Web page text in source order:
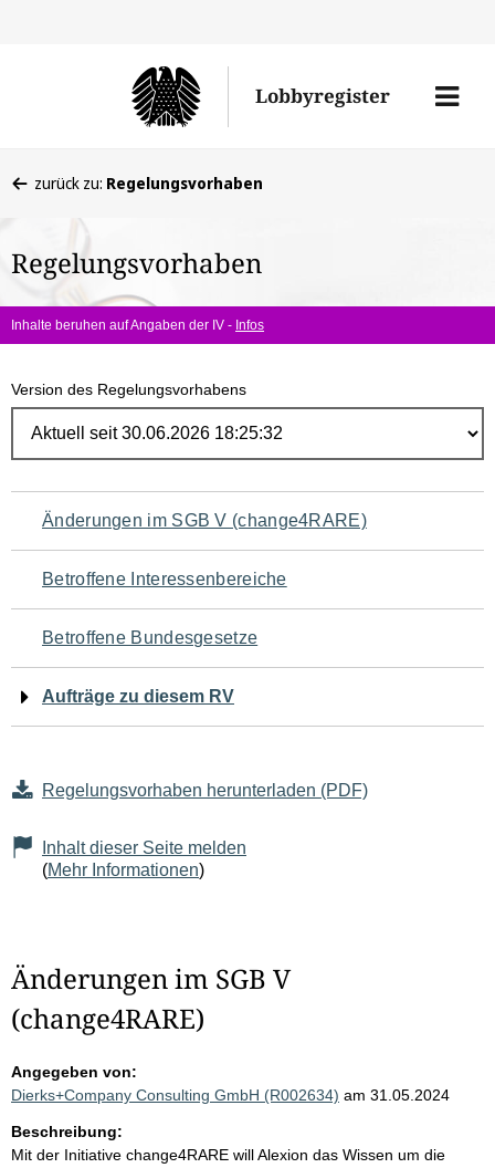
Lobbyregister
Menü
befinden
hier:
zurück zu: Regelungsvorhaben
Regelungsvorhaben
Inhalte beruhen auf Angaben der IV - Infos
Version des Regelungsvorhabens
Navigation
für
den
Seiteninhalt
Änderungen im SGB V (change4RARE)
Betroffene Interessenbereiche
Betroffene Bundesgesetze
Aufträge zu diesem RV
Regelungsvorhaben herunterladen (PDF)
Inhalt dieser Seite melden
(Mehr Informationen)
Änderungen im SGB V
(change4RARE)
Angegeben von:
Dierks+Company Consulting GmbH (R002634) am 31.05.2024
Beschreibung:
Mit der Initiative change4RARE will Alexion das Wissen um die